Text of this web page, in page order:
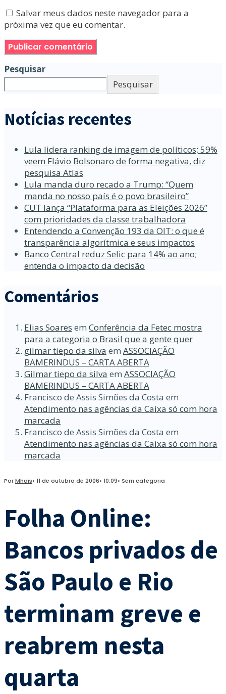
Salvar meus dados neste navegador para a
próxima vez que eu comentar.
Pesquisar
Pesquisar
Notícias recentes
Lula lidera ranking de imagem de políticos; 59%
veem Flávio Bolsonaro de forma negativa, diz
pesquisa Atlas
Lula manda duro recado a Trump: “Quem
manda no nosso país é o povo brasileiro”
CUT lança “Plataforma para as Eleições 2026”
com prioridades da classe trabalhadora
Entendendo a Convenção 193 da OIT: o que é
transparência algorítmica e seus impactos
Banco Central reduz Selic para 14% ao ano;
entenda o impacto da decisão
Comentários
Elias Soares em Conferência da Fetec mostra
para a categoria o Brasil que a gente quer
gilmar tiepo da silva em ASSOCIAÇÃO
BAMERINDUS – CARTA ABERTA
Gilmar tiepo da silva em ASSOCIAÇÃO
BAMERINDUS – CARTA ABERTA
Francisco de Assis Simões da Costa em
Atendimento nas agências da Caixa só com hora
marcada
Francisco de Assis Simões da Costa em
Atendimento nas agências da Caixa só com hora
marcada
PorMhais• 11 de outubro de 2006• 10:09• Sem categoria
Folha Online:
Bancos privados de
São Paulo e Rio
terminam greve e
reabrem nesta
quarta